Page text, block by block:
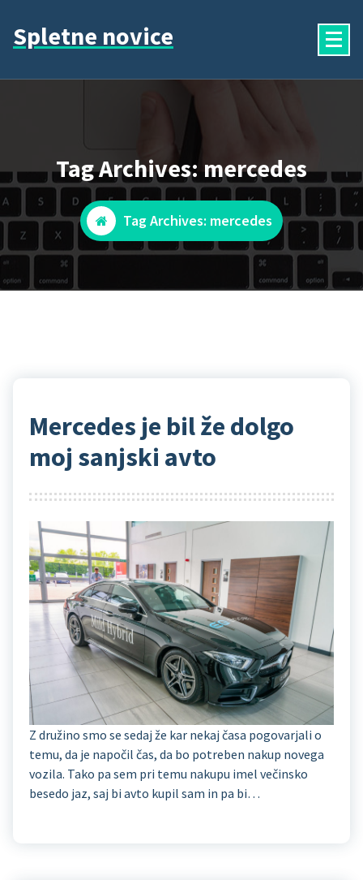
content
Spletne novice
Tag Archives: mercedes
Tag Archives: mercedes
Mercedes je bil že dolgo
moj sanjski avto
Z družino smo se sedaj že kar nekaj časa pogovarjali o
temu, da je napočil čas, da bo potreben nakup novega
vozila. Tako pa sem pri temu nakupu imel večinsko
besedo jaz, saj bi avto kupil sam in pa bi…